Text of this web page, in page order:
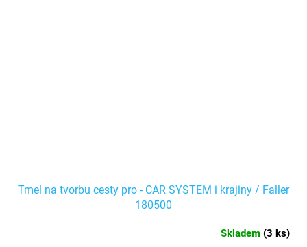
Tmel na tvorbu cesty pro - CAR SYSTEM i krajiny / Faller
180500
Skladem (3 ks)